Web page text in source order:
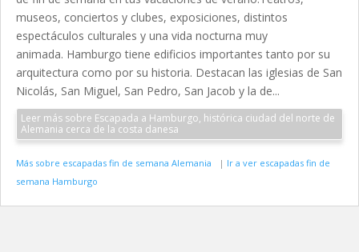
museos, conciertos y clubes, exposiciones, distintos
espectáculos culturales y una vida nocturna muy
animada. Hamburgo tiene edificios importantes tanto por su
arquitectura como por su historia. Destacan las iglesias de San
Nicolás, San Miguel, San Pedro, San Jacob y la de...
Leer más sobre Escapada a Hamburgo, histórica ciudad del norte de
Alemania cerca de la costa danesa
Más sobre escapadas fin de semana Alemania | Ir a ver escapadas fin de
semana Hamburgo